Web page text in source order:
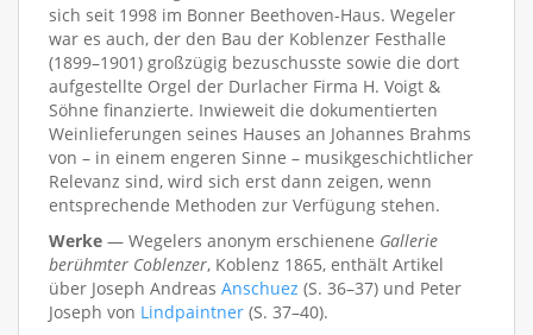
sich seit 1998 im Bonner Beethoven-Haus. Wegeler
war es auch, der den Bau der Koblenzer Festhalle
(1899–1901) großzügig bezuschusste sowie die dort
aufgestellte Orgel der Durlacher Firma H. Voigt &
Söhne finanzierte. Inwieweit die dokumentierten
Weinlieferungen seines Hauses an Johannes Brahms
von – in einem engeren Sinne – musikgeschichtlicher
Relevanz sind, wird sich erst dann zeigen, wenn
entsprechende Methoden zur Verfügung stehen.
Werke — Wegelers anonym erschienene Gallerie
berühmter Coblenzer, Koblenz 1865, enthält Artikel
über Joseph Andreas Anschuez (S. 36–37) und Peter
Joseph von Lindpaintner (S. 37–40).